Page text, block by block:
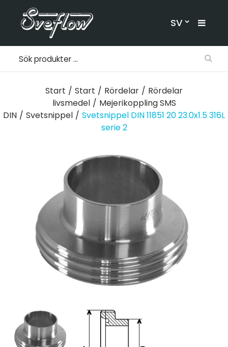
SV
Start / Start / Rördelar / Rördelar
livsmedel / Mejerikoppling SMS
DIN / Svetsnippel / Svetsnippel DIN 11851 20 23.0x1.5 316L
serie 2